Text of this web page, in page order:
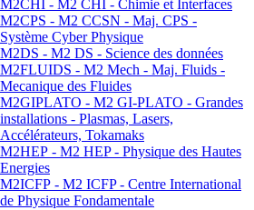
M2CHI - M2 CHI - Chimie et Interfaces
M2CPS - M2 CCSN - Maj. CPS -
Système Cyber Physique
M2DS - M2 DS - Science des données
M2FLUIDS - M2 Mech - Maj. Fluids -
Mecanique des Fluides
M2GIPLATO - M2 GI-PLATO - Grandes
installations - Plasmas, Lasers,
Accélérateurs, Tokamaks
M2HEP - M2 HEP - Physique des Hautes
Energies
M2ICFP - M2 ICFP - Centre International
de Physique Fondamentale